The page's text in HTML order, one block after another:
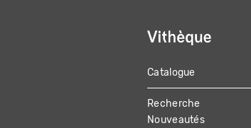
MAIN
NAVIGATION
Catalogue
Recherche
Nouveautés